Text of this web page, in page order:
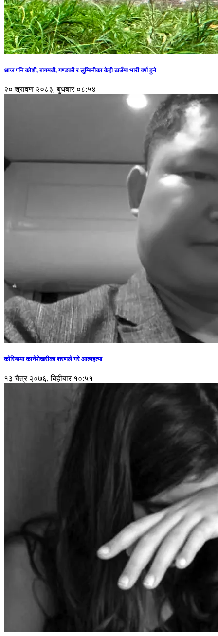
आज पनि कोशी, बागमती, गण्डकी र लुम्बिनीका केही ठाउँमा भारी वर्षा हुने
२० श्रावण २०८३, बुधबार ०८:५४
कोरियामा कानेपोखरीका शरणले गरे आत्महत्या
१३ चैत्र २०७६, बिहीबार १०:५१